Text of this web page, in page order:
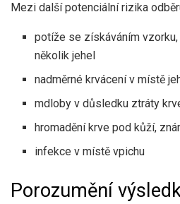
Mezi další potenciální rizika
potíže se získáváním
několik jehel
nadměrné krvácení v místě
mdloby v důsledku ztráty
hromadění krve pod kůží,
infekce v místě vpichu
Porozumění